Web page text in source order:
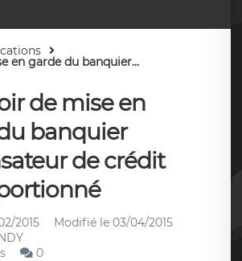
en garde du banquier...
de mise en
banquier
de crédit
2015 Modifié le 03/04/2015
0